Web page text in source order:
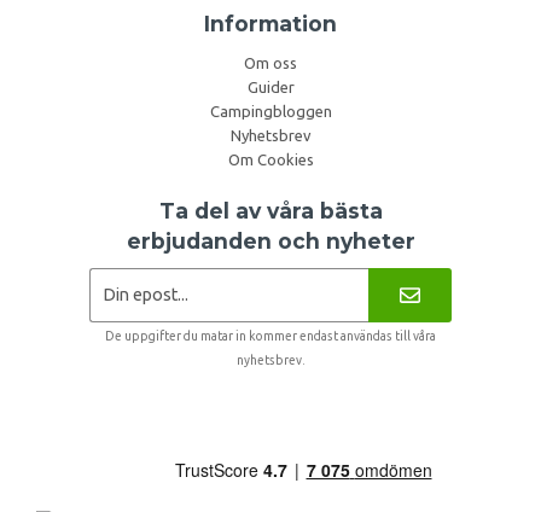
Information
Om oss
Guider
Campingbloggen
Nyhetsbrev
Om Cookies
Ta del av våra bästa
erbjudanden och nyheter
De uppgifter du matar in kommer endast användas till våra
nyhetsbrev.